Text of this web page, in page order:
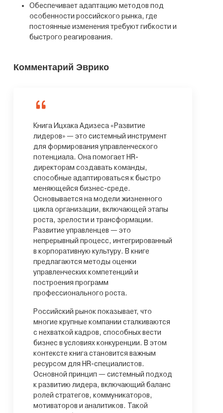
Обеспечивает адаптацию методов под
особенности российского рынка, где
постоянные изменения требуют гибкости и
быстрого реагирования.
Комментарий Эврико
Книга Ицхака Адизеса «Развитие
лидеров» — это системный инструмент
для формирования управленческого
потенциала. Она помогает HR-
директорам создавать команды,
способные адаптироваться к быстро
меняющейся бизнес-среде.
Основывается на модели жизненного
цикла организации, включающей этапы
роста, зрелости и трансформации.
Развитие управленцев — это
непрерывный процесс, интегрированный
в корпоративную культуру. В книге
предлагаются методы оценки
управленческих компетенций и
построения программ
профессионального роста.
Российский рынок показывает, что
многие крупные компании сталкиваются
с нехваткой кадров, способных вести
бизнес в условиях конкуренции. В этом
контексте книга становится важным
ресурсом для HR-специалистов.
Основной принцип — системный подход
к развитию лидера, включающий баланс
ролей стратегов, коммуникаторов,
мотиваторов и аналитиков. Такой